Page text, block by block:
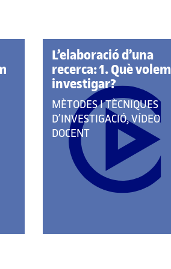
L’elaboració d’una
recerca: 1. Què volem
investigar?
QUE
PERTANY
A
CATEGORIES:
MÈTODES I TÈCNIQUES
D’INVESTIGACIÓ, VÍDEO
DOCENT